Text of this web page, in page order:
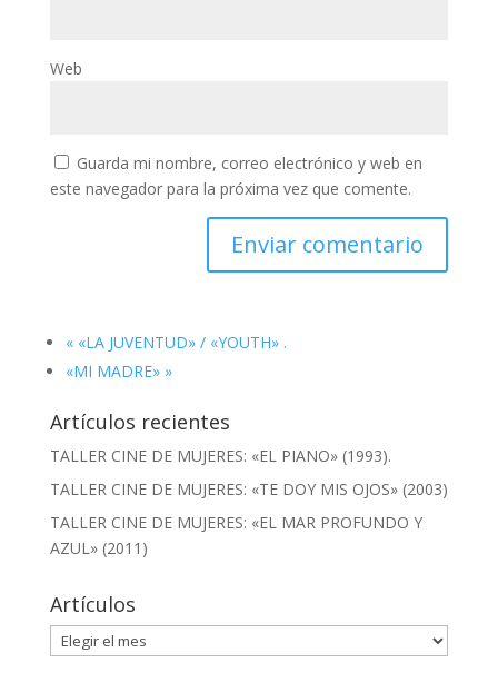
Web
Guarda mi nombre, correo electrónico y web en
este navegador para la próxima vez que comente.
««LA JUVENTUD» / «YOUTH» .
«MI MADRE» »
Artículos recientes
TALLER CINE DE MUJERES: «EL PIANO» (1993).
TALLER CINE DE MUJERES: «TE DOY MIS OJOS» (2003)
TALLER CINE DE MUJERES: «EL MAR PROFUNDO Y
AZUL» (2011)
Artículos
Artículos